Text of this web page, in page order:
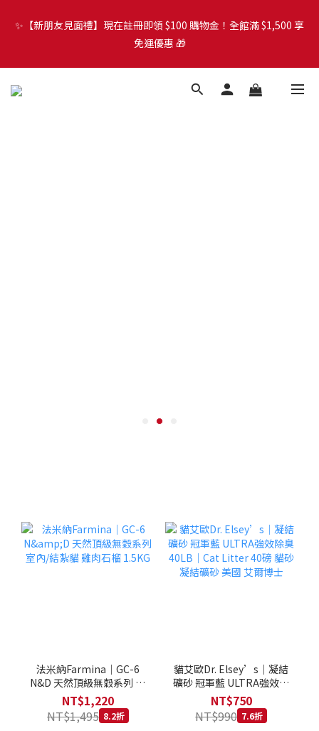
（petzoo.com.tw）將正式切換至本網站。立即了解升級資訊、
會員權益及常見問題 ＞
🐾 歡迎來到 PETZOO 新官網！8/5 起，官方網址
會員權益及常見問題 ＞
法米納Farmina｜GC-6
N&D 天然頂級無穀系列 室
內/結紮貓 雞肉石榴 1.5KG
NT$1,220
NT$1,495 8.2折
貓艾歐Dr. Elsey’s｜凝結
礦砂 冠軍藍 ULTRA強效除
臭 40LB｜Cat Litter 40磅
士
NT$750
NT$990 7.6折